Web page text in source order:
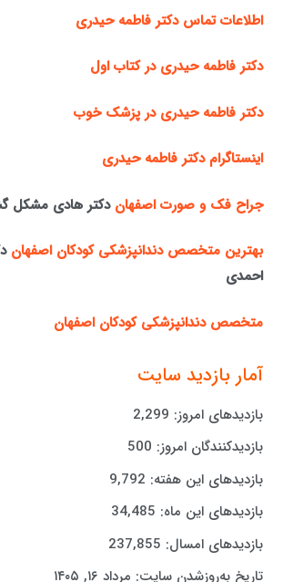
اطلاعات تماس دکتر فاطمه حیدری
دکتر فاطمه حیدری در کتاب اول
دکتر فاطمه حیدری در پزشک خوب
اینستاگرام دکتر فاطمه حیدری
جراح فک و صورت اصفهان دکتر هادی مشکل
بهترین متخصص دندانپزشکی کودکان اصفهان
احمدی
متخصص دندانپزشکی کودکان اصفهان
آمار بازدید سایت
بازدیدهای امروز: 2,299
بازدیدکنندگان امروز: 500
بازدیدهای این هفته: 9,792
بازدیدهای این ماه: 34,485
بازدیدهای امسال: 237,855
تاریخ به‌روزشدن سایت: مرداد ۱۶, ۱۴۰۵